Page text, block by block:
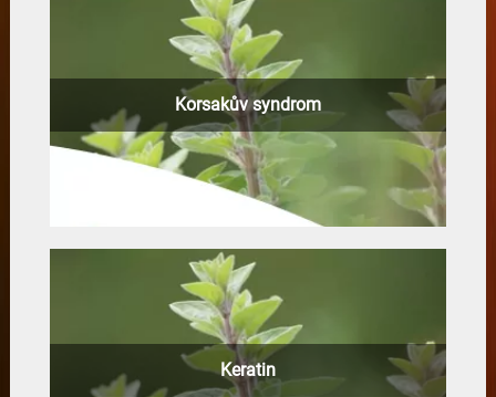
Korsakův syndrom
Keratin